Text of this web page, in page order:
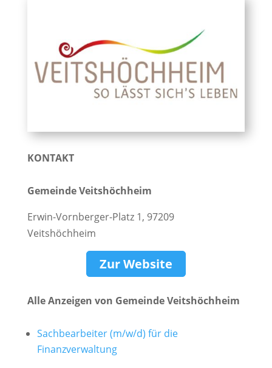
KONTAKT
Gemeinde Veitshöchheim
Erwin-Vornberger-Platz 1, 97209
Veitshöchheim
Zur Website
Alle Anzeigen von Gemeinde Veitshöchheim
Sachbearbeiter (m/w/d) für die
Finanzverwaltung